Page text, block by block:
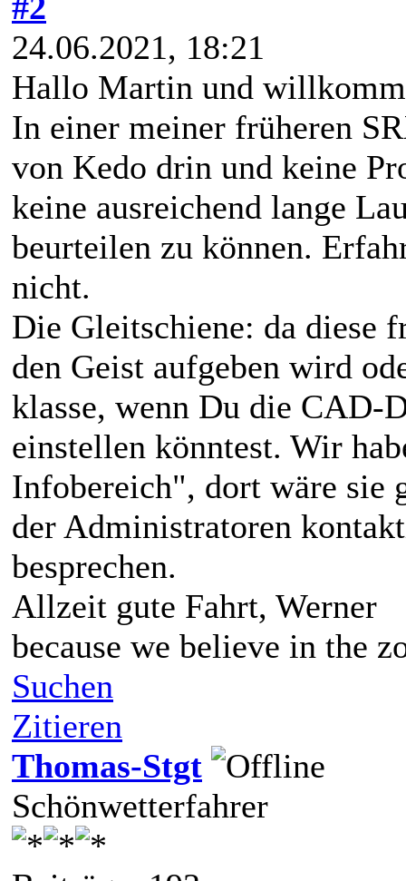
24.06.2021, 18:21
Hallo Martin und
In einer meiner früheren
von Kedo drin und keine
keine ausreichend lange
beurteilen zu können.
nicht.
Die Gleitschiene: da diese
den Geist aufgeben wird
klasse, wenn Du die CAD-
einstellen könntest. Wir
Infobereich", dort wäre sie
der Administratoren
besprechen.
Allzeit gute Fahrt, Werner
because we believe in the
Suchen
Zitieren
Thomas-Stgt
Schönwetterfahrer